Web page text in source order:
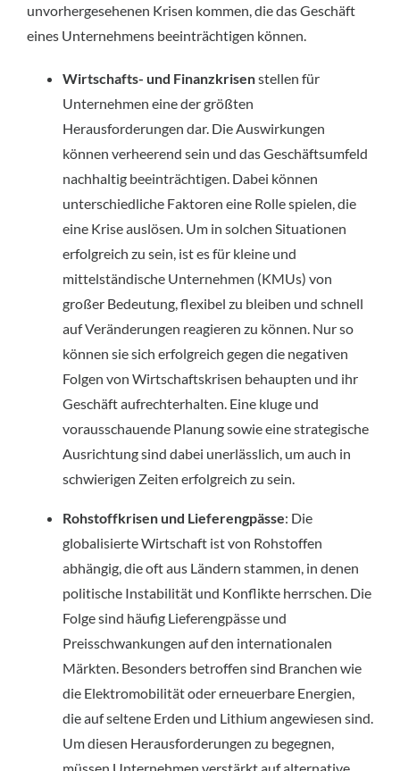
unvorhergesehenen Krisen kommen, die das Geschäft
eines Unternehmens beeinträchtigen können.
Wirtschafts- und Finanzkrisen stellen für
Unternehmen eine der größten
Herausforderungen dar. Die Auswirkungen
können verheerend sein und das Geschäftsumfeld
nachhaltig beeinträchtigen. Dabei können
unterschiedliche Faktoren eine Rolle spielen, die
eine Krise auslösen. Um in solchen Situationen
erfolgreich zu sein, ist es für kleine und
mittelständische Unternehmen (KMUs) von
großer Bedeutung, flexibel zu bleiben und schnell
auf Veränderungen reagieren zu können. Nur so
können sie sich erfolgreich gegen die negativen
Folgen von Wirtschaftskrisen behaupten und ihr
Geschäft aufrechterhalten. Eine kluge und
vorausschauende Planung sowie eine strategische
Ausrichtung sind dabei unerlässlich, um auch in
schwierigen Zeiten erfolgreich zu sein.
Rohstoffkrisen und Lieferengpässe: Die
globalisierte Wirtschaft ist von Rohstoffen
abhängig, die oft aus Ländern stammen, in denen
politische Instabilität und Konflikte herrschen. Die
Folge sind häufig Lieferengpässe und
Preisschwankungen auf den internationalen
Märkten. Besonders betroffen sind Branchen wie
die Elektromobilität oder erneuerbare Energien,
die auf seltene Erden und Lithium angewiesen sind.
Um diesen Herausforderungen zu begegnen,
müssen Unternehmen verstärkt auf alternative